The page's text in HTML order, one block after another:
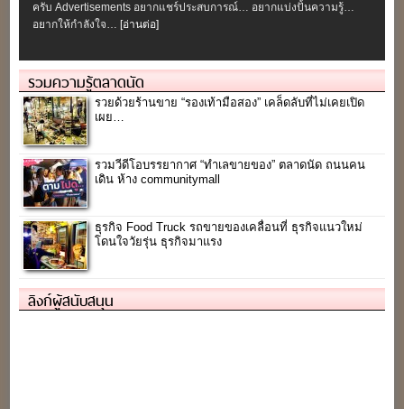
ครับ Advertisements อยากแชร์ประสบการณ์… อยากแบ่งปั้นความรู้…
อยากให้กำลังใจ… [อ่านต่อ]
รวมความรู้ตลาดนัด
รวยด้วยร้านขาย “รองเท้ามือสอง” เคล็ดลับที่ไม่เคยเปิด
เผย…
รวมวีดีโอบรรยากาศ “ทำเลขายของ” ตลาดนัด ถนนคน
เดิน ห้าง communitymall
ธุรกิจ Food Truck รถขายของเคลื่อนที่ ธุรกิจแนวใหม่
โดนใจวัยรุ่น ธุรกิจมาแรง
ลิงก์ผู้สนับสนุน